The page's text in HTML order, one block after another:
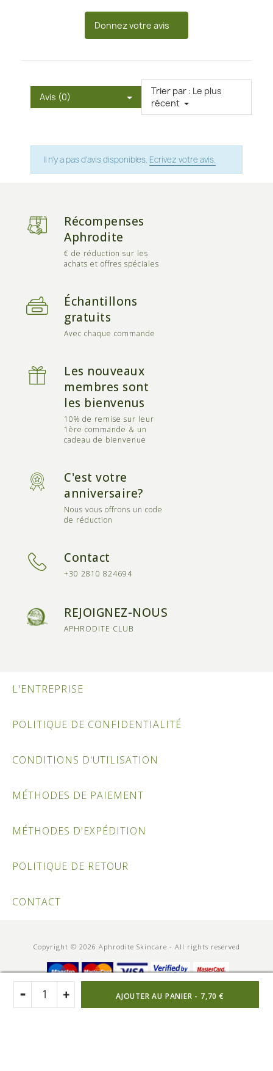
AJOUTER AU PANIER - 7,70 €
Donnez votre avis
Avis (0)
Trier par : Le plus
récent
Il n'y a pas d'avis disponibles. Ecrivez votre avis.
Récompenses
Aphrodite
€ de réduction sur les
achats et offres spéciales
Échantillons
gratuits
Avec chaque commande
Les nouveaux
membres sont
les bienvenus
10% de remise sur leur
1ère commande & un
cadeau de bienvenue
C'est votre
anniversaire?
Nous vous offrons un code
de réduction
Contact
+30 2810 824694
REJOIGNEZ-NOUS
APHRODITE CLUB
L'ENTREPRISE
POLITIQUE DE CONFIDENTIALITÉ
CONDITIONS D'UTILISATION
MÉTHODES DE PAIEMENT
MÉTHODES D'EXPÉDITION
POLITIQUE DE RETOUR
CONTACT
Copyright © 2026 Aphrodite Skincare - All rights reserved